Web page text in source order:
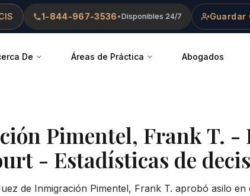
1-844-967-3536 •Disponibles 24/7 Guardar
De Áreas de Práctica Abogados
Pimentel, Frank T. -
- Estadísticas de
de Inmigración Pimentel, Frank T. aprobó asilo en